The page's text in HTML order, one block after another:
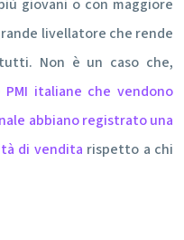
giovani o con maggiore
livellatore che rende
Non è un caso che,
PMI italiane che vendono
abbiano registrato una
di vendita rispetto a chi